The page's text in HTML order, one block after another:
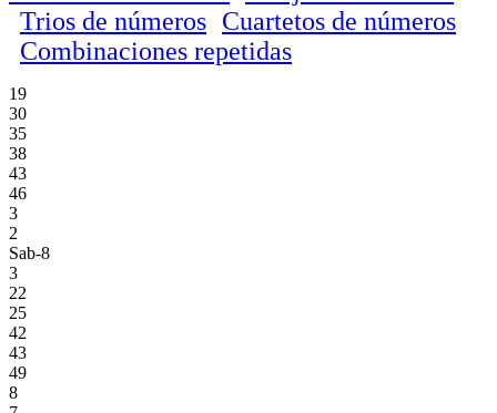
Trios de números Cuartetos de números
Combinaciones repetidas
19
30
35
38
43
46
3
2
Sab-8
3
22
25
42
43
49
8